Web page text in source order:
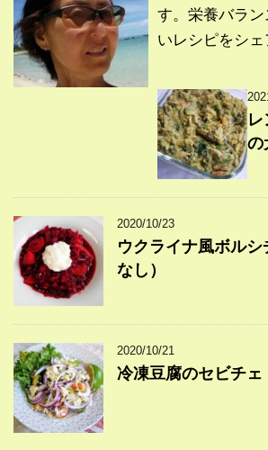
す。栄養バラ
いレシピをシェ
レ
の
2020/10/23
ウクライナ風ボル
なし）
2020/10/21
冷凍豆腐のセビチェ